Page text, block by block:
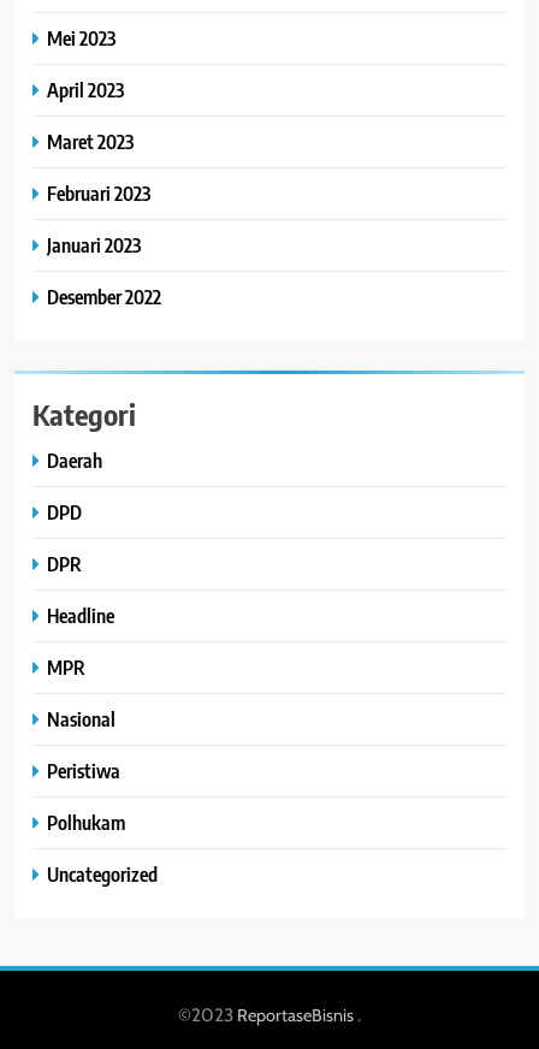
Mei 2023
April 2023
Maret 2023
Februari 2023
Januari 2023
Desember 2022
Kategori
Daerah
DPD
DPR
Headline
MPR
Nasional
Peristiwa
Polhukam
Uncategorized
©2023 ReportaseBisnis.